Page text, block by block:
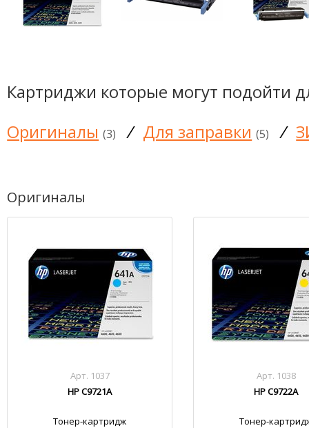
Картриджи которые могут подойти
Оригиналы (3) / Для заправки (5) /
Оригиналы
Арт. 1037
HP C9721A
Тонер-картридж
Арт. 1038
HP C9722A
Тонер-